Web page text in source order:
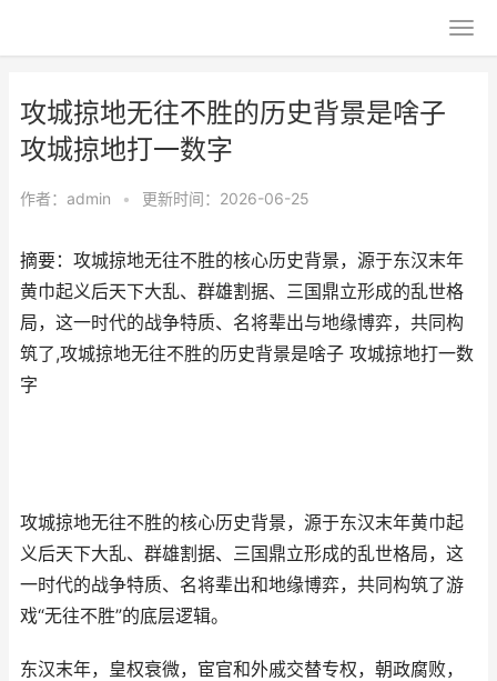
攻城掠地无往不胜的历史背景是啥子
攻城掠地打一数字
作者： admin • 更新时间：2026-06-25
摘要：攻城掠地无往不胜的核心历史背景，源于东汉末年
黄巾起义后天下大乱、群雄割据、三国鼎立形成的乱世格
局，这一时代的战争特质、名将辈出与地缘博弈，共同构
筑了,攻城掠地无往不胜的历史背景是啥子 攻城掠地打一数
字
攻城掠地无往不胜的核心历史背景，源于东汉末年黄巾起
义后天下大乱、群雄割据、三国鼎立形成的乱世格局，这
一时代的战争特质、名将辈出和地缘博弈，共同构筑了游
戏“无往不胜”的底层逻辑。
东汉末年，皇权衰微，宦官和外戚交替专权，朝政腐败，